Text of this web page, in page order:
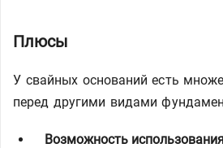
Плюсы
У свайных оснований есть
перед другими видами
Возможность